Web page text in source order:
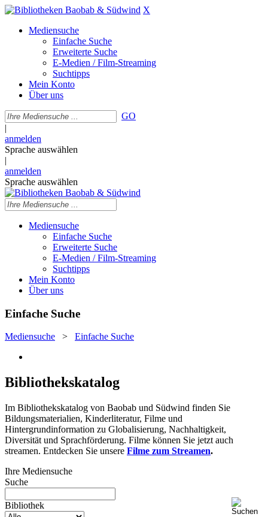
X
Mediensuche
Einfache Suche
Erweiterte Suche
E-Medien / Film-Streaming
Suchtipps
Mein Konto
Über uns
GO
|
anmelden
Sprache auswählen
|
anmelden
Sprache auswählen
Mediensuche
Einfache Suche
Erweiterte Suche
E-Medien / Film-Streaming
Suchtipps
Mein Konto
Über uns
Einfache Suche
Mediensuche > Einfache Suche
Bibliothekskatalog
Im Bibliothekskatalog von Baobab und Südwind finden Sie
Bildungsmaterialien, Kinderliteratur, Filme und
Hintergrundinformation zu Globalisierung, Nachhaltigkeit,
Diversität und Sprachförderung. Filme können Sie jetzt auch
streamen. Entdecken Sie unsere Filme zum Streamen.
Ihre Mediensuche
Suche
Bibliothek